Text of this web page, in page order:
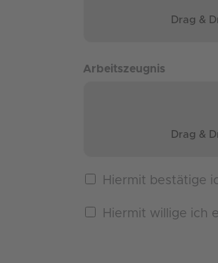
Drag &
Arbeitszeugnis
Drag &
Hiermit bestätige
Hiermit willige ich